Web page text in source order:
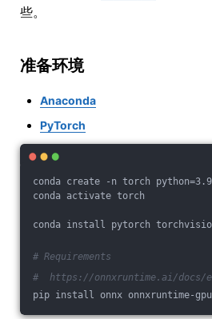
些。
准备环境
Anaconda
PyTorch
conda create -n torch
conda activate torch
conda install pytorch
# Requirements
#  https://onnxruntime.ai/docs/
pip install onnx onnxruntime-